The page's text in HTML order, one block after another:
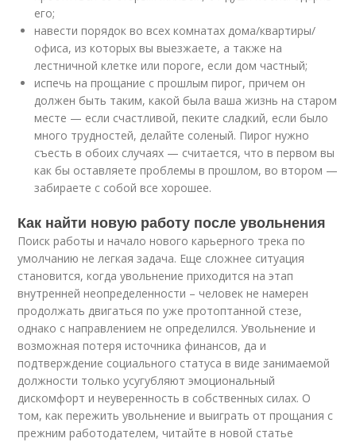
его;
навести порядок во всех комнатах дома/квартиры/
офиса, из которых вы выезжаете, а также на
лестничной клетке или пороге, если дом частный;
испечь на прощание с прошлым пирог, причем он
должен быть таким, какой была ваша жизнь на старом
месте — если счастливой, пеките сладкий, если было
много трудностей, делайте соленый. Пирог нужно
съесть в обоих случаях — считается, что в первом вы
как бы оставляете проблемы в прошлом, во втором —
забираете с собой все хорошее.
Как найти новую работу после увольнения
Поиск работы и начало нового карьерного трека по
умолчанию не легкая задача. Еще сложнее ситуация
становится, когда увольнение приходится на этап
внутренней неопределенности – человек не намерен
продолжать двигаться по уже протоптанной стезе,
однако с направлением не определился. Увольнение и
возможная потеря источника финансов, да и
подтверждение социального статуса в виде занимаемой
должности только усугубляют эмоциональный
дискомфорт и неуверенность в собственных силах. О
том, как пережить увольнение и выиграть от прощания с
прежним работодателем, читайте в новой статье